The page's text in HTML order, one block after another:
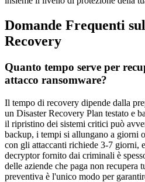
Domande Frequenti
Recovery
Quanto tempo serve per
attacco ransomware?
Il tempo di recovery dipende dalla
un Disaster Recovery Plan testato e
il ripristino dei sistemi critici può
backup, i tempi si allungano a giorni
con gli attaccanti richiede 3-7 giorni,
decryptor fornito dai criminali è
delle aziende che paga non recupera
preventiva è l'unico modo per